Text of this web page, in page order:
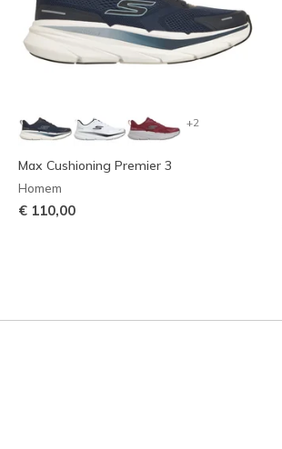
+2
Max Cushioning Premier 3
Homem
€ 110,00